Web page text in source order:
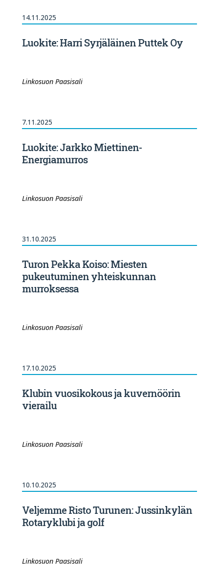
14.11.2025
Luokite: Harri Syrjäläinen Puttek Oy
Linkosuon Paasisali
7.11.2025
Luokite: Jarkko Miettinen-
Energiamurros
Linkosuon Paasisali
31.10.2025
Turon Pekka Koiso: Miesten
pukeutuminen yhteiskunnan
murroksessa
Linkosuon Paasisali
17.10.2025
Klubin vuosikokous ja kuvernöörin
vierailu
Linkosuon Paasisali
10.10.2025
Veljemme Risto Turunen: Jussinkylän
Rotaryklubi ja golf
Linkosuon Paasisali